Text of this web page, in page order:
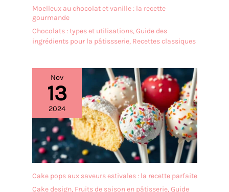
fraîcheur et la qualité de
Cette caractéristique rend
les bocaux en verre pour
sucreries avec couvercles
utilisation quotidienne et
un stockage à long terme,
vous apportant une
tranquillité d'esprit.
Design élégant et
tendance : le design de
style apothicaire de ce
bocal en verre avec
couvercle offre non
pratique, mais fait
également une superbe
Moelleux au chocolat et vanille : la recette
gourmande
Chocolats : types et utilisations,Guide des
ingrédients pour la pâtissserie, Recettes classiques
Nov
13
2024
Cake pops aux saveurs estivales : la recette parfaite
Cake design, Fruits de saison en pâtisserie,Guide